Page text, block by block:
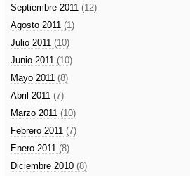
Septiembre 2011 (12)
Agosto 2011 (1)
Julio 2011 (10)
Junio 2011 (10)
Mayo 2011 (8)
Abril 2011 (7)
Marzo 2011 (10)
Febrero 2011 (7)
Enero 2011 (8)
Diciembre 2010 (8)